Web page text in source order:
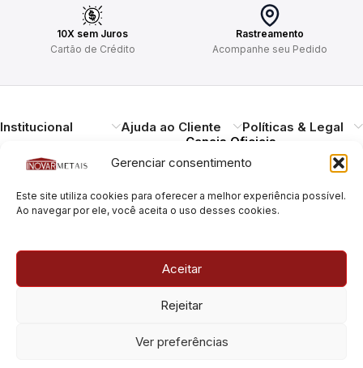
Gerenciar consentimento
Este site utiliza cookies para oferecer a melhor experiência possível.
Ao navegar por ele, você aceita o uso desses cookies.
Aceitar
Rejeitar
Ver preferências
10X sem Juros
Cartão de Crédito
Rastreamento
Acompanhe seu Pedido
Institucional Ajuda ao Cliente Políticas & Legal
Entregando qualidade,
durabilidade e design.
Estamos à disposição.
São Paulo/SP – CEP: 05424-
São Paulo/SP – CEP: 05424-
Canais Oficiais
Pague com Segurança